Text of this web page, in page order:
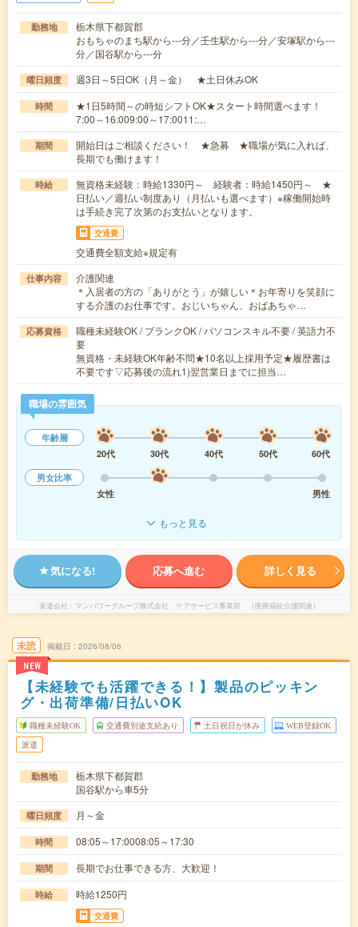
勤務地
栃木県下都賀郡
おもちゃのまち駅から---分／壬生駅から---分／安塚駅から---
分／国谷駅から---分
曜日頻度 週3日～5日OK（月～金） ★土日休みOK
時間
★1日5時間～の時短シフトOK★スタート時間選べます！
7:00～16:009:00～17:0011:…
期間
開始日はご相談ください！ ★急募 ★職場が気に入れば、
長期でも働けます！
時給
無資格未経験：時給1330円～ 経験者：時給1450円～ ★
日払い／週払い制度あり（月払いも選べます）※稼働開始時
は手続き完了次第のお支払いとなります。
交通費
交通費全額支給※規定有
仕事内容
介護関連
＊入居者の方の「ありがとう」が嬉しい＊お年寄りを笑顔に
する介護のお仕事です。おじいちゃん、おばあちゃ…
応募資格
職種未経験OK / ブランクOK / パソコンスキル不要 / 英語力不
要
無資格・未経験OK年齢不問★10名以上採用予定★履歴書は
不要です▽応募後の流れ1)翌営業日までに担当…
職場の雰囲気
年齢層
20代
30代 40代 50代
60代
男女比率
女性
男性
もっと見る
気になる! 応募へ進む 詳しく見る
派遣会社 マンパワーグループ株式会社 ケアサービス事業部 （医療福祉介護関連）
未読
NEW
掲載日 2026/08/06
【未経験でも活躍できる！】製品のピッキン
グ・出荷準備/日払いOK
職種未経験OK 交通費別途支給あり 土日祝日が休み WEB登録OK
派遣
勤務地
栃木県下都賀郡
国谷駅から車5分
曜日頻度 月～金
時間 08:05～17:0008:05～17:30
期間 長期でお仕事できる方、大歓迎！
時給 時給1250円
交通費